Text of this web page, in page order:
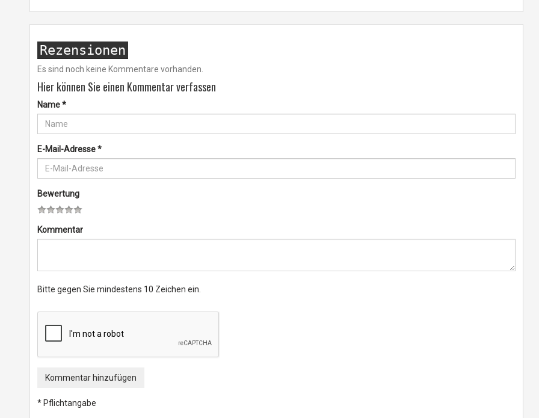
Rezensionen
Es sind noch keine Kommentare vorhanden.
Hier können Sie einen Kommentar verfassen
Name*
E-Mail-Adresse*
Bewertung
Kommentar
Bitte gegen Sie mindestens 10 Zeichen ein.
Kommentar hinzufügen
* Pflichtangabe